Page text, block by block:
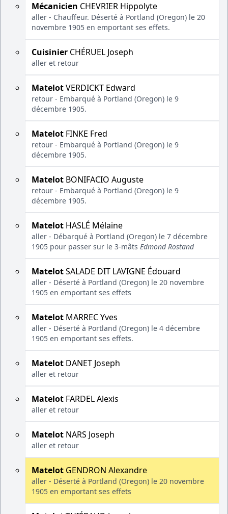
Mécanicien CHEVRIER Hippolyte
aller - Chauffeur. Déserté à Portland (Oregon) le 20
novembre 1905 en emportant ses effets.
Cuisinier CHÉRUEL Joseph
aller et retour
MatelotVERDICKT Edward
retour - Embarqué à Portland (Oregon) le 9
décembre 1905.
Matelot FINKE Fred
retour - Embarqué à Portland (Oregon) le 9
décembre 1905.
Matelot BONIFACIO Auguste
retour - Embarqué à Portland (Oregon) le 9
décembre 1905.
Matelot HASLÉ Mélaine
aller - Débarqué à Portland (Oregon) le 7 décembre
1905 pour passer sur le 3-mâts Edmond Rostand
MatelotSALADE DIT LAVIGNE Édouard
aller - Déserté à Portland (Oregon) le 20 novembre
1905 en emportant ses effets
Matelot MARREC Yves
aller - Déserté à Portland (Oregon) le 4 décembre
1905 en emportant ses effets.
Matelot DANET Joseph
aller et retour
Matelot FARDEL Alexis
aller et retour
Matelot NARS Joseph
aller et retour
Matelot GENDRON Alexandre
aller - Déserté à Portland (Oregon) le 20 novembre
1905 en emportant ses effets